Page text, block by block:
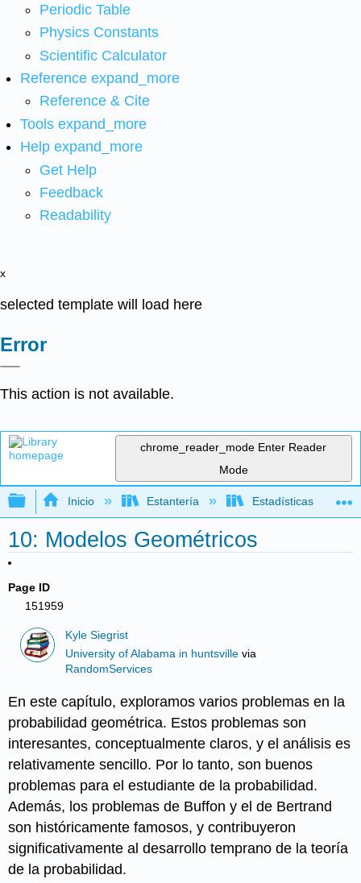
Periodic Table
Physics Constants
Scientific Calculator
Reference expand_more
Reference & Cite
Tools expand_more
Help expand_more
Get Help
Feedback
Readability
x
selected template will load here
Error
This action is not available.
chrome_reader_mode Enter Reader
Mode
Expandir/contraer jerarquía global
Inicio Estantería Estadísticas
10: Modelos Geométricos
Page ID
151959
Kyle Siegrist
University of Alabama in huntsville via
RandomServices
En este capítulo, exploramos varios problemas en la
probabilidad geométrica. Estos problemas son
interesantes, conceptualmente claros, y el análisis es
relativamente sencillo. Por lo tanto, son buenos
problemas para el estudiante de la probabilidad.
Además, los problemas de Buffon y el de Bertrand
son históricamente famosos, y contribuyeron
significativamente al desarrollo temprano de la teoría
de la probabilidad.